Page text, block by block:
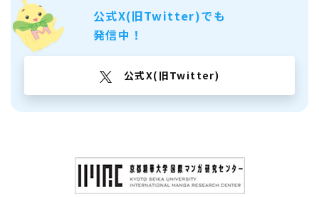
公式X(旧Twitter)でも
発信中！
公式X(旧Twitter)